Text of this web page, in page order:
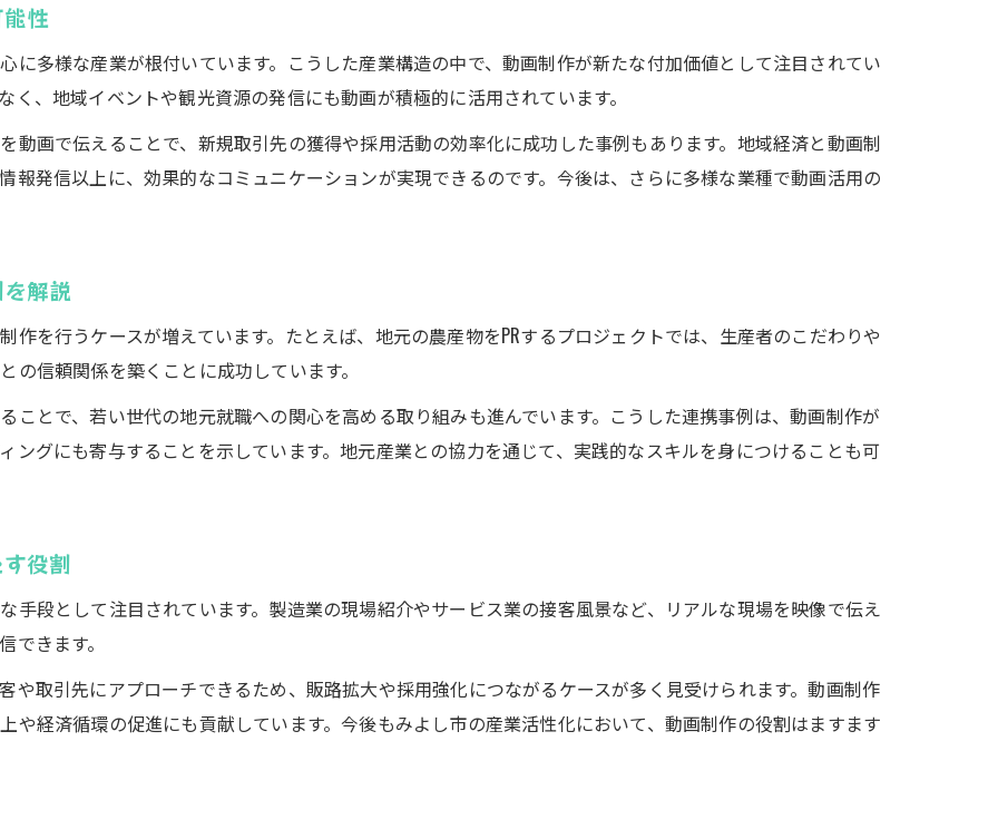
未経験で動画制作を学ぶ最適なステップとは
未経験から始める動画制作の基本学習ステップ
動画制作を独学とスクールで学ぶ違いと選び方
名古屋で動画編集を学べるスクールの選定ポイント
実例に学ぶストーリー設計と地元案件獲得法
動画制作の実例で学ぶストーリー設計のコツ
地元案件に強い動画制作の提案方法を解説
ストーリー設計力が動画制作の受注率を高める理由
動画制作で地元企業から信頼を得るポイント
動画制作スキルがキャリア形成に役立つ理由
転職や副業に活かせる動画制作の実践力とは
動画制作経験で目指せる多様なキャリアパス
地域で動画制作を活かした仕事選びのポイント
動画制作スキルを武器にしたキャリアアップ術
性
に多様な産業が根付いています。こうした産業構造の中で、動画制作が新たな付加価値として注目されてい
、地域イベントや観光資源の発信にも動画が積極的に活用されています。
動画で伝えることで、新規取引先の獲得や採用活動の効率化に成功した事例もあります。地域経済と動画制
報発信以上に、効果的なコミュニケーションが実現できるのです。今後は、さらに多様な業種で動画活用の
解説
作を行うケースが増えています。たとえば、地元の農産物をPRするプロジェクトでは、生産者のこだわりや
信頼関係を築くことに成功しています。
ことで、若い世代の地元就職への関心を高める取り組みも進んでいます。こうした連携事例は、動画制作が
ングにも寄与することを示しています。地元産業との協力を通じて、実践的なスキルを身につけることも可
役割
手段として注目されています。製造業の現場紹介やサービス業の接客風景など、リアルな現場を映像で伝え
できます。
や取引先にアプローチできるため、販路拡大や採用強化につながるケースが多く見受けられます。動画制作
や経済循環の促進にも貢献しています。今後もみよし市の産業活性化において、動画制作の役割はますます